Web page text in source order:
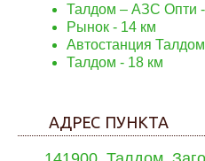
Талдом – АЗС Опти
Рынок - 14 км
Автостанция Талдом
Талдом - 18 км
АДРЕС ПУНКТА